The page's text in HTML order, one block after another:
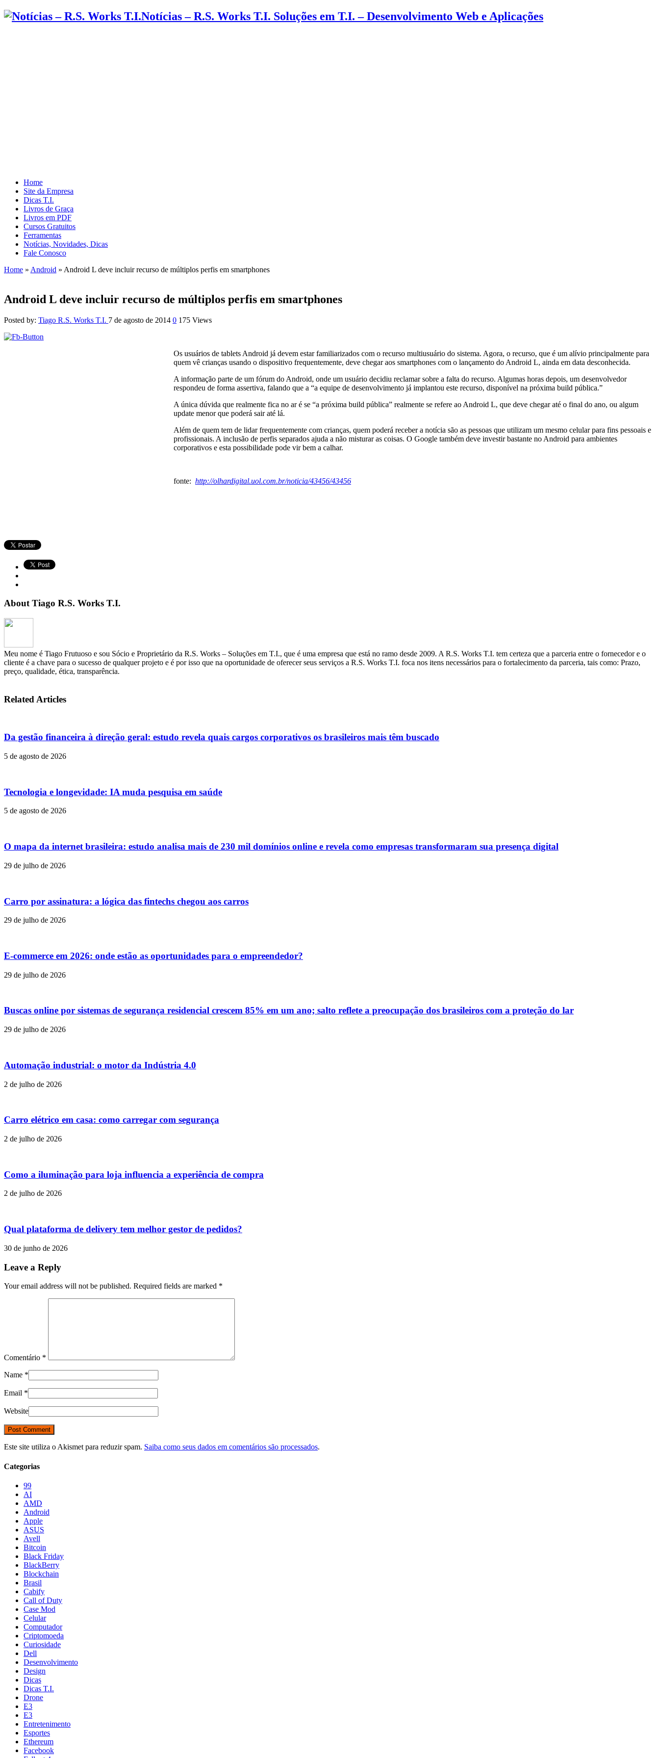
Notícias – R.S. Works T.I. Soluções em T.I. – Desenvolvimento Web e Aplicações
Home
Site da Empresa
Dicas T.I.
Livros de Graça
Livros em PDF
Cursos Gratuitos
Ferramentas
Notícias, Novidades, Dicas
Fale Conosco
Home » Android » Android L deve incluir recurso de múltiplos perfis em smartphones
Android L deve incluir recurso de múltiplos perfis em smartphones
Posted by: Tiago R.S. Works T.I. 7 de agosto de 2014 0 175 Views
Os usuários de tablets Android já devem estar familiarizados com o recurso multiusuário do sistema. Agora, o recurso, que é um alívio principalmente para
quem vê crianças usando o dispositivo frequentemente, deve chegar aos smartphones com o lançamento do Android L, ainda em data desconhecida.
A informação parte de um fórum do Android, onde um usuário decidiu reclamar sobre a falta do recurso. Algumas horas depois, um desenvolvedor
respondeu de forma assertiva, falando que a “a equipe de desenvolvimento já implantou este recurso, disponível na próxima build pública.”
A única dúvida que realmente fica no ar é se “a próxima build pública” realmente se refere ao Android L, que deve chegar até o final do ano, ou algum
update menor que poderá sair até lá.
Além de quem tem de lidar frequentemente com crianças, quem poderá receber a notícia são as pessoas que utilizam um mesmo celular para fins pessoais e
profissionais. A inclusão de perfis separados ajuda a não misturar as coisas. O Google também deve investir bastante no Android para ambientes
corporativos e esta possibilidade pode vir bem a calhar.
fonte: http://olhardigital.uol.com.br/noticia/43456/43456
About Tiago R.S. Works T.I.
Meu nome é Tiago Frutuoso e sou Sócio e Proprietário da R.S. Works – Soluções em T.I., que é uma empresa que está no ramo desde 2009. A R.S. Works T.I. tem certeza que a parceria entre o fornecedor e o
cliente é a chave para o sucesso de qualquer projeto e é por isso que na oportunidade de oferecer seus serviços a R.S. Works T.I. foca nos itens necessários para o fortalecimento da parceria, tais como: Prazo,
preço, qualidade, ética, transparência.
Related Articles
Da gestão financeira à direção geral: estudo revela quais cargos corporativos os brasileiros mais têm buscado
5 de agosto de 2026
Tecnologia e longevidade: IA muda pesquisa em saúde
5 de agosto de 2026
O mapa da internet brasileira: estudo analisa mais de 230 mil domínios online e revela como empresas transformaram sua presença digital
29 de julho de 2026
Carro por assinatura: a lógica das fintechs chegou aos carros
29 de julho de 2026
E-commerce em 2026: onde estão as oportunidades para o empreendedor?
29 de julho de 2026
Buscas online por sistemas de segurança residencial crescem 85% em um ano; salto reflete a preocupação dos brasileiros com a proteção do lar
29 de julho de 2026
Automação industrial: o motor da Indústria 4.0
2 de julho de 2026
Carro elétrico em casa: como carregar com segurança
2 de julho de 2026
Como a iluminação para loja influencia a experiência de compra
2 de julho de 2026
Qual plataforma de delivery tem melhor gestor de pedidos?
30 de junho de 2026
Leave a Reply
Your email address will not be published. Required fields are marked *
Comentário *
Name *
Email *
Website
Este site utiliza o Akismet para reduzir spam. Saiba como seus dados em comentários são processados.
Categorias
99
AI
AMD
Android
Apple
ASUS
Avell
Bitcoin
Black Friday
BlackBerry
Blockchain
Brasil
Cabify
Call of Duty
Case Mod
Celular
Computador
Criptomoeda
Curiosidade
Dell
Desenvolvimento
Design
Dicas
Dicas T.I.
Drone
E3
E3
Entretenimento
Esportes
Ethereum
Facebook